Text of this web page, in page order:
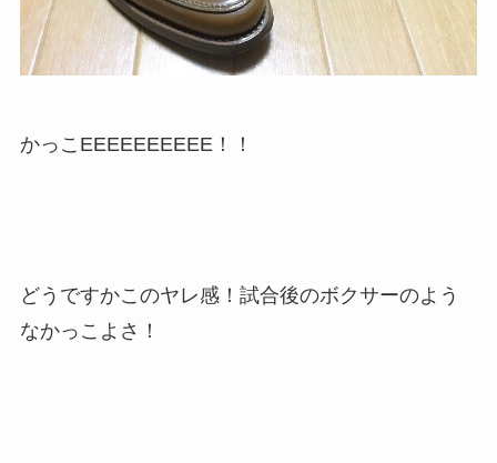
かっこEEEEEEEEEE！！
どうですかこのヤレ感！試合後のボクサーのよう
なかっこよさ！